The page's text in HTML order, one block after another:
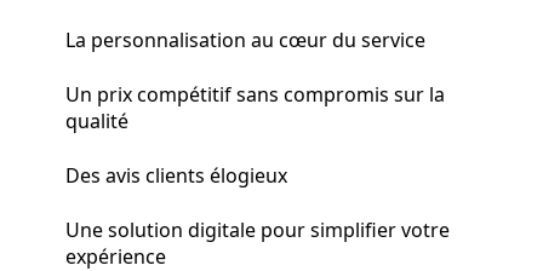
La personnalisation au cœur du service
Un prix compétitif sans compromis sur la
qualité
Des avis clients élogieux
Une solution digitale pour simplifier votre
expérience